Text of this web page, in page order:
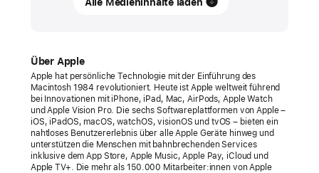
und
France
Mobilités
stellen
die
Navigo-
Fahrkarte
für
Alle Medieninhalte laden
Über Apple
Apple hat persönliche Technologie mit der Einführung des
Macintosh 1984 revolutioniert. Heute ist Apple weltweit führend
bei Innovationen mit iPhone, iPad, Mac, AirPods, Apple Watch
und Apple Vision Pro. Die sechs Softwareplattformen von Apple –
iOS, iPadOS, macOS, watchOS, visionOS und tvOS – bieten ein
nahtloses Benutzererlebnis über alle Apple Geräte hinweg und
unterstützen die Menschen mit bahnbrechenden Services
inklusive dem App Store, Apple Music, Apple Pay, iCloud und
Apple TV+. Die mehr als 150.000 Mitarbeiter:innen von Apple